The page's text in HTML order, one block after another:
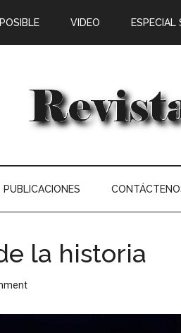
VIDEO ESPECIAL
PUBLICACIONES
la historia